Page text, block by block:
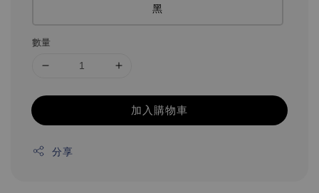
黑
數量
加入購物車
分享